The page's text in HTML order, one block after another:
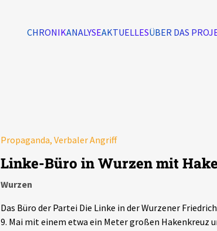
CHRONIKANALYSEAKTUELLESÜBER DAS
Propaganda, Verbaler Angriff
Linke-Büro in Wurzen mit
Wurzen
Das Büro der Partei Die Linke in der Wurzener
9. Mai mit einem etwa ein Meter großen Hakenkreuz
Ereignisse